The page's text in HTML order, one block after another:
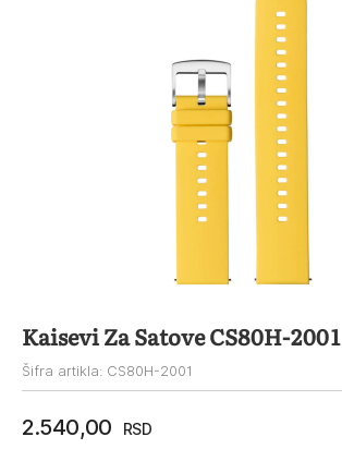
Kaisevi Za Satove CS80H-2001
Šifra artikla: CS80H-2001
2.540,00 RSD